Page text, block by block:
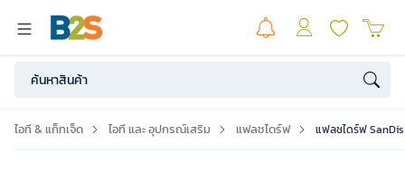
ไอที & แก็ทเจ็ด ไอที และ อุปกรณ์เสริม แฟลชไดร์ฟ แฟลชไดร์ฟ